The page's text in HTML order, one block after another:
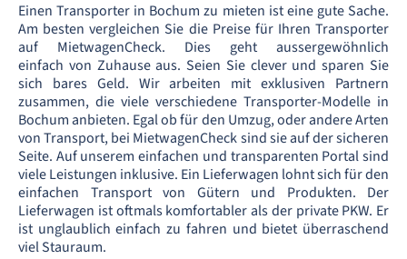
Einen Transporter in Bochum zu mieten ist eine gute Sache.
Am besten vergleichen Sie die Preise für Ihren Transporter
auf MietwagenCheck. Dies geht aussergewöhnlich
einfach von Zuhause aus. Seien Sie clever und sparen Sie
sich bares Geld. Wir arbeiten mit exklusiven Partnern
zusammen, die viele verschiedene Transporter-Modelle in
Bochum anbieten. Egal ob für den Umzug, oder andere Arten
von Transport, bei MietwagenCheck sind sie auf der sicheren
Seite. Auf unserem einfachen und transparenten Portal sind
viele Leistungen inklusive. Ein Lieferwagen lohnt sich für den
einfachen Transport von Gütern und Produkten. Der
Lieferwagen ist oftmals komfortabler als der private PKW. Er
ist unglaublich einfach zu fahren und bietet überraschend
viel Stauraum.